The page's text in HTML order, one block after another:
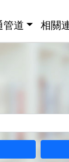
管道 相關